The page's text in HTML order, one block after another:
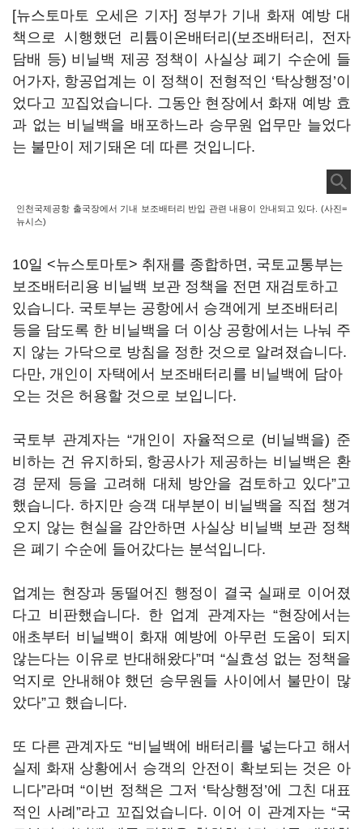
[뉴스토마토 오세은 기자] 정부가 기내 화재 예방 대
책으로 시행했던 리튬이온배터리(보조배터리, 전자
담배 등) 비닐백 제공 정책이 사실상 폐기 수순에 들
어가자, 항공업계는 이 정책이 전형적인 ‘탁상행정’이
었다고 꼬집었습니다. 그동안 현장에서 화재 예방 효
과 없는 비닐백을 배포하느라 승무원 업무만 늘었다
는 불만이 제기돼온 데 따른 것입니다.
인천국제공항 출국장에서 기내 보조배터리 반입 관련 내용이 안내되고 있다. (사진=
뉴시스)
10일 <뉴스토마토> 취재를 종합하면, 국토교통부는
보조배터리용 비닐백 보관 정책을 전면 재검토하고
있습니다. 국토부는 공항에서 승객에게 보조배터리
등을 담도록 한 비닐백을 더 이상 공항에서는 나눠 주
지 않는 가닥으로 방침을 정한 것으로 알려졌습니다.
다만, 개인이 자택에서 보조배터리를 비닐백에 담아
오는 것은 허용할 것으로 보입니다.
국토부 관계자는 “개인이 자율적으로 (비닐백을) 준
비하는 건 유지하되, 항공사가 제공하는 비닐백은 환
경 문제 등을 고려해 대체 방안을 검토하고 있다”고
했습니다. 하지만 승객 대부분이 비닐백을 직접 챙겨
오지 않는 현실을 감안하면 사실상 비닐백 보관 정책
은 폐기 수순에 들어갔다는 분석입니다.
업계는 현장과 동떨어진 행정이 결국 실패로 이어졌
다고 비판했습니다. 한 업계 관계자는 “현장에서는
애초부터 비닐백이 화재 예방에 아무런 도움이 되지
않는다는 이유로 반대해왔다”며 “실효성 없는 정책을
억지로 안내해야 했던 승무원들 사이에서 불만이 많
았다”고 했습니다.
또 다른 관계자도 “비닐백에 배터리를 넣는다고 해서
실제 화재 상황에서 승객의 안전이 확보되는 것은 아
니다”라며 “이번 정책은 그저 ‘탁상행정’에 그친 대표
적인 사례”라고 꼬집었습니다. 이어 이 관계자는 “국